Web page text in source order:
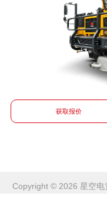
获取报价
Copyright © 2026 星空电